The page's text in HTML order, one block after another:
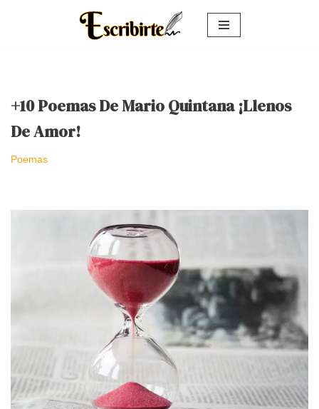
+10 Poemas De Mario Quintana ¡Llenos
De Amor!
Poemas